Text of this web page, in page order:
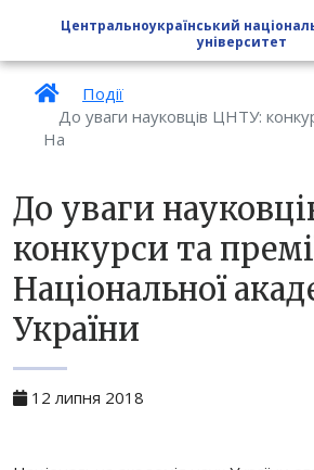
Центральноукраїнський
університет
Події
До уваги науковців ЦНТУ:
На
До уваги
конкурси та
Національної
України
12 липня 2018